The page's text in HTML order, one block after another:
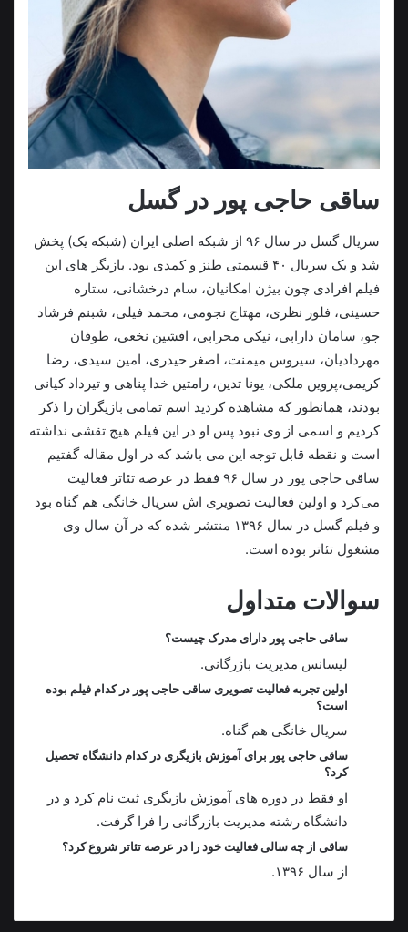
ساقی حاجی پور در گسل
سریال گسل در سال ۹۶ از شبکه اصلی ایران (شبکه یک) پخش
شد و یک سریال ۴۰ قسمتی طنز و کمدی بود. بازیگر های این
فیلم افرادی چون بیژن امکانیان، سام درخشانی، ستاره
حسینی، فلور نظری، مهتاج نجومی، محمد فیلی، شبنم فرشاد
جو، سامان دارابی، نیکی محرابی، افشین نخعی، طوفان
مهردادیان، سیروس میمنت، اصغر حیدری، امین سیدی، رضا
کریمی،پروین ملکی، یونا تدین، رامتین خدا پناهی و تیرداد کیانی
بودند، همانطور که مشاهده کردید اسم تمامی بازیگران را ذکر
کردیم و اسمی از وی نبود پس او در این فیلم هیچ تقشی نداشته
است‌ و نقطه قابل توجه این می باشد که در اول مقاله گفتیم
ساقی حاجی پور در سال ۹۶ فقط در عرصه تئاتر فعالیت
می‌کرد و اولین فعالیت تصویری اش سریال خانگی هم گناه بود
و فیلم گسل در سال ۱۳۹۶ منتشر شده که در آن سال وی
مشغول تئاتر بوده است.
سوالات متداول
ساقی حاجی پور دارای مدرک چیست؟
لیسانس مدیریت بازرگانی.
اولین تجربه فعالیت تصویری ساقی حاجی پور در کدام فیلم بوده
است؟
سریال خانگی هم گناه.
ساقی حاجی پور برای آموزش بازیگری در کدام دانشگاه تحصیل
کرد؟
او فقط در دوره های آموزش بازیگری ثبت نام کرد و در
دانشگاه رشته مدیریت بازرگانی را فرا گرفت.
ساقی از چه سالی فعالیت خود را در عرصه تئاتر شروع کرد؟
از سال ۱۳۹۶.